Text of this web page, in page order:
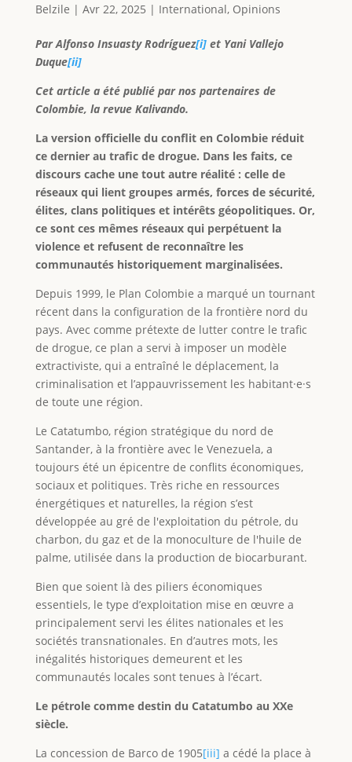
Belzile | Avr 22, 2025 | International, Opinions
Par Alfonso Insuasty Rodríguez[i]et Yani Vallejo
Duque[ii]
Cet article a été publié par nos partenaires de
Colombie, la revue Kalivando.
La version officielle du conflit en Colombie réduit
ce dernier au trafic de drogue. Dans les faits, ce
discours cache une tout autre réalité : celle de
réseaux qui lient groupes armés, forces de sécurité,
élites, clans politiques et intérêts géopolitiques. Or,
ce sont ces mêmes réseaux qui perpétuent la
violence et refusent de reconnaître les
communautés historiquement marginalisées.
Depuis 1999, le Plan Colombie a marqué un tournant
récent dans la configuration de la frontière nord du
pays. Avec comme prétexte de lutter contre le trafic
de drogue, ce plan a servi à imposer un modèle
extractiviste, qui a entraîné le déplacement, la
criminalisation et l’appauvrissement les habitant·e·s
de toute une région.
Le Catatumbo, région stratégique du nord de
Santander, à la frontière avec le Venezuela, a
toujours été un épicentre de conflits économiques,
sociaux et politiques. Très riche en ressources
énergétiques et naturelles, la région s’est
développée au gré de l'exploitation du pétrole, du
charbon, du gaz et de la monoculture de l'huile de
palme, utilisée dans la production de biocarburant.
Bien que soient là des piliers économiques
essentiels, le type d’exploitation mise en œuvre a
principalement servi les élites nationales et les
sociétés transnationales. En d’autres mots, les
inégalités historiques demeurent et les
communautés locales sont tenues à l’écart.
Le pétrole comme destin du Catatumbo au XXe
siècle.
La concession de Barco de 1905[iii] a cédé la place à